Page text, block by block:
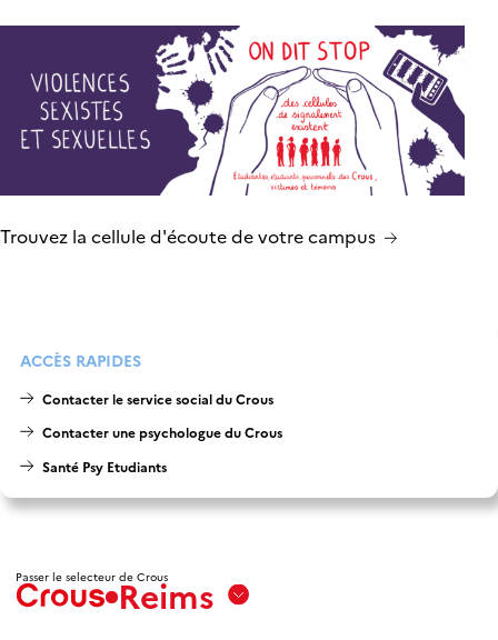
Trouvez la cellule d'écoute de votre campus
ACCÈS RAPIDES
Contacter le service social du Crous
Contacter une psychologue du Crous
Santé Psy Etudiants
Passer le selecteur de Crous
Reims